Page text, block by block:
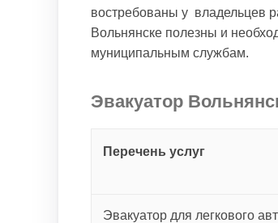
востребованы у владельцев
Вольнянске полезны и
муниципальным службам.
Эвакуатор
Перечень услуг
Эвакуатор для легкового